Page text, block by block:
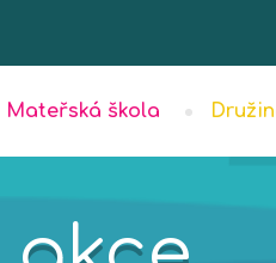
Mateřská škola